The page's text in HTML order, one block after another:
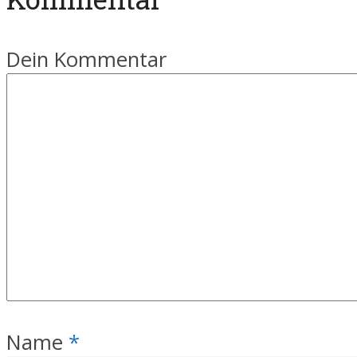
Dein Kommentar
Name *